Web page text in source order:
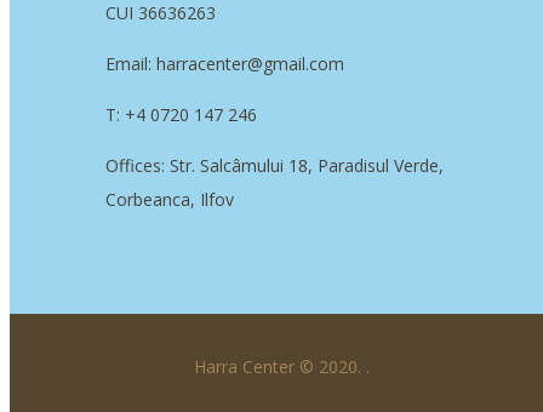
CUI 36636263
Email: harracenter@gmail.com
T: +4 0720 147 246
Offices: Str. Salcâmului 18, Paradisul Verde,
Corbeanca, Ilfov
Harra Center © 2020. .